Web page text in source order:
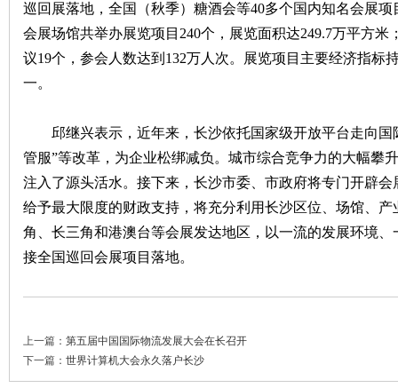
巡回展落地，全国（秋季）糖酒会等40多个国内知名会展
会展场馆共举办展览项目240个，展览面积达249.7万平方米
议19个，参会人数达到132万人次。展览项目主要经济指标
一。
邱继兴表示，近年来，长沙依托国家级开放平台走向国
管服”等改革，为企业松绑减负。城市综合竞争力的大幅攀
注入了源头活水。接下来，长沙市委、市政府将专门开辟
给予最大限度的财政支持，将充分利用长沙区位、场馆、
角、长三角和港澳台等会展发达地区，以一流的发展环境
接全国巡回会展项目落地。
上一篇： 第五届中国国际物流发展大会在长召开
下一篇： 世界计算机大会永久落户长沙